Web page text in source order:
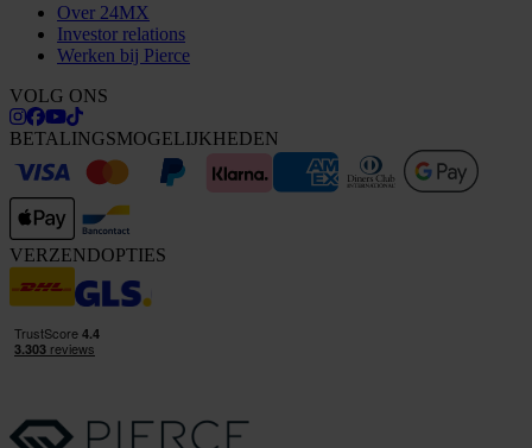
Over 24MX
Investor relations
Werken bij Pierce
VOLG ONS
BETALINGSMOGELIJKHEDEN
VERZENDOPTIES